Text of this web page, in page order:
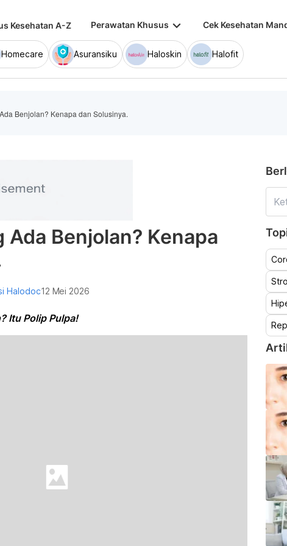
Kesehatan A-Z Perawatan Khusus keyboard_arrow_down Cek Kesehatan
Homecare Asuransiku Haloskin Halofit
Benjolan? Kenapa dan Solusinya.
Ada Benjolan? Kenapa
Halodoc12 Mei 2026
Itu Polip Pulpa!